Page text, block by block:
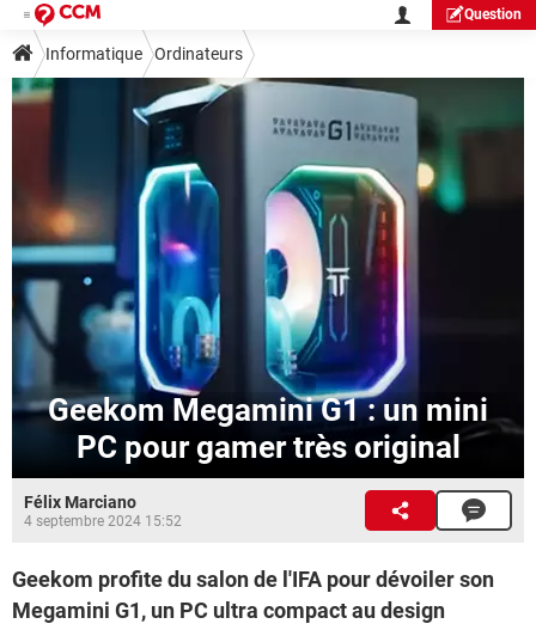
Question
Informatique Ordinateurs
Geekom Megamini G1 : un mini
PC pour gamer très original
Félix Marciano
4 septembre 2024 15:52
Geekom profite du salon de l'IFA pour dévoiler son
Megamini G1, un PC ultra compact au design